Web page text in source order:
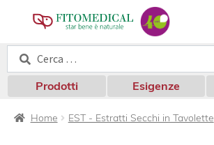
Cerca:
Cerca
Prodotti Esigenze
Home EST - Estratti Secchi in Tavolette